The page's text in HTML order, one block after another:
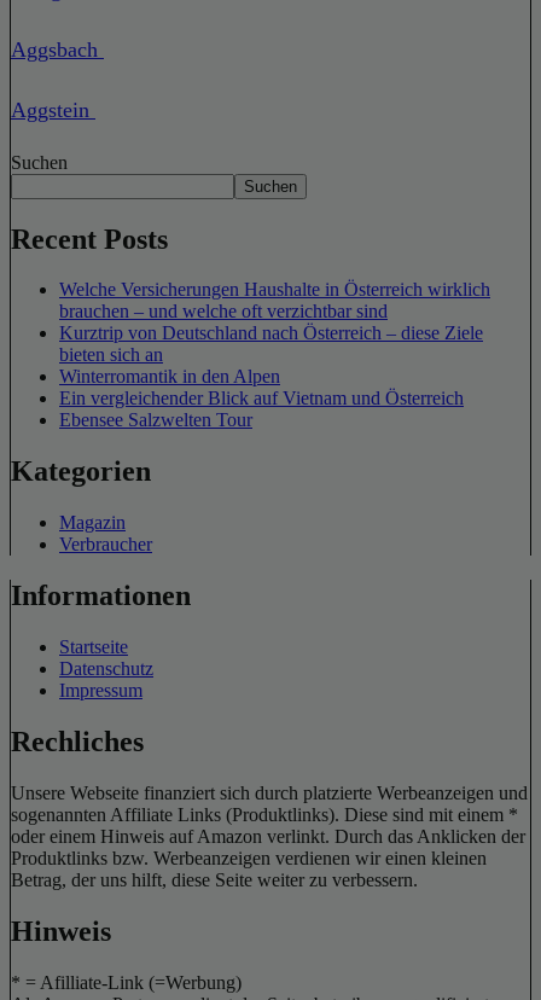
Aggsbach
Aggstein
Suchen
Suchen
Recent Posts
Welche Versicherungen Haushalte in Österreich wirklich
brauchen – und welche oft verzichtbar sind
Kurztrip von Deutschland nach Österreich – diese Ziele
bieten sich an
Winterromantik in den Alpen
Ein vergleichender Blick auf Vietnam und Österreich
Ebensee Salzwelten Tour
Kategorien
Magazin
Verbraucher
Informationen
Startseite
Datenschutz
Impressum
Rechliches
Unsere Webseite finanziert sich durch platzierte Werbeanzeigen und
sogenannten Affiliate Links (Produktlinks). Diese sind mit einem *
oder einem Hinweis auf Amazon verlinkt. Durch das Anklicken der
Produktlinks bzw. Werbeanzeigen verdienen wir einen kleinen
Betrag, der uns hilft, diese Seite weiter zu verbessern.
Hinweis
* = Afilliate-Link (=Werbung)